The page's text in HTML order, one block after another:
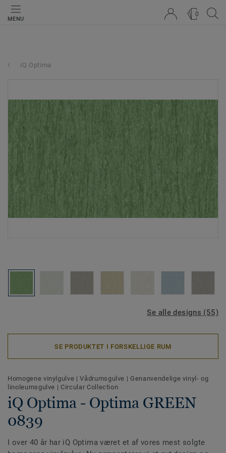
MENU
0
iQ Optima
Se alle designs (55)
SE PRODUKTET I FORSKELLIGE RUM
Homogene vinylgulve |Vådrumsgulve | Genanvendelige vinyl- og
linoleumsgulve | Circular Collection
iQ Optima - Optima GREEN
0839
I over 40 år har iQ Optima været et af vores mest solgte